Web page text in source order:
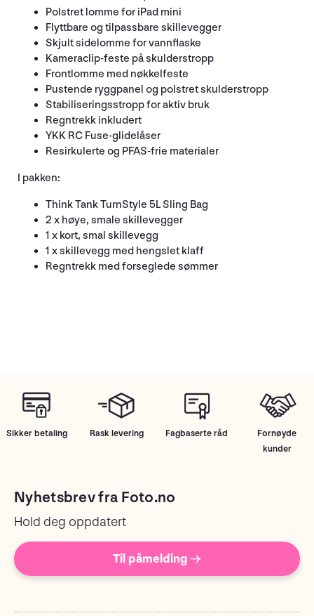
Polstret lomme for iPad mini
Flyttbare og tilpassbare skillevegger
Skjult sidelomme for vannflaske
Kameraclip-feste på skulderstropp
Frontlomme med nøkkelfeste
Pustende ryggpanel og polstret skulderstropp
Stabiliseringsstropp for aktiv bruk
Regntrekk inkludert
YKK RC Fuse-glidelåser
Resirkulerte og PFAS-frie materialer
I pakken:
Think Tank TurnStyle 5L Sling Bag
2 x høye, smale skillevegger
1 x kort, smal skillevegg
1 x skillevegg med hengslet klaff
Regntrekk med forseglede sømmer
Sikker betaling Rask levering Fagbaserte råd
Fornøyde
kunder
Nyhetsbrev fra Foto.no
Hold deg oppdatert
Til påmelding →